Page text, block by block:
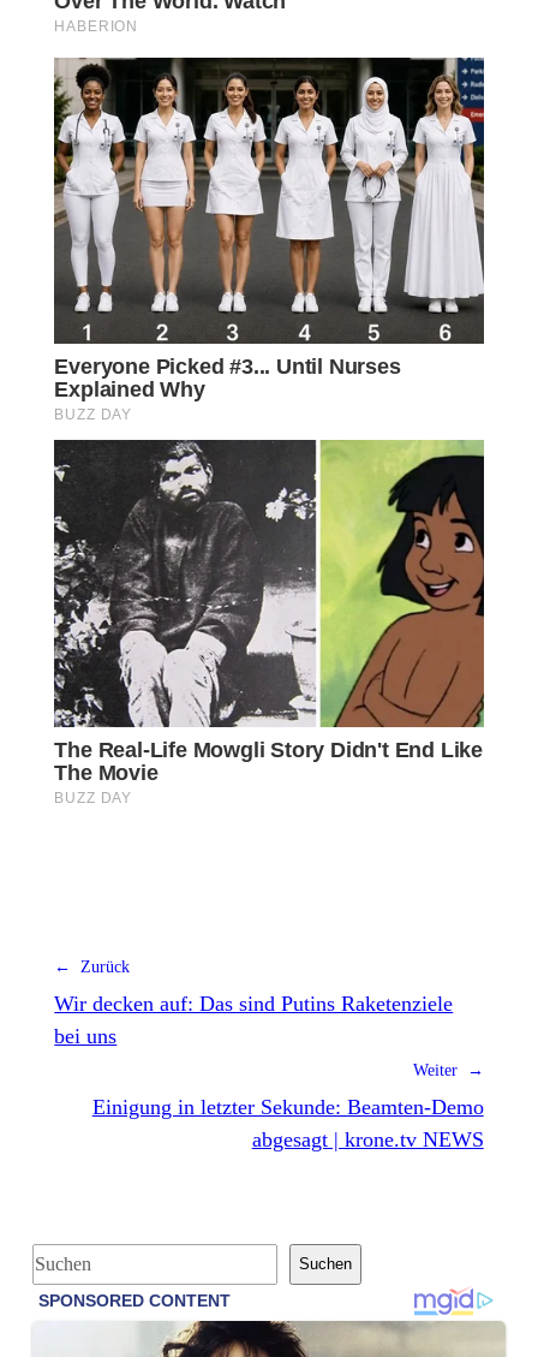
← Zurück
Wir decken auf: Das sind Putins Raketenziele
bei uns
Weiter →
Einigung in letzter Sekunde: Beamten-Demo
abgesagt | krone.tv NEWS
S
u
Suchen